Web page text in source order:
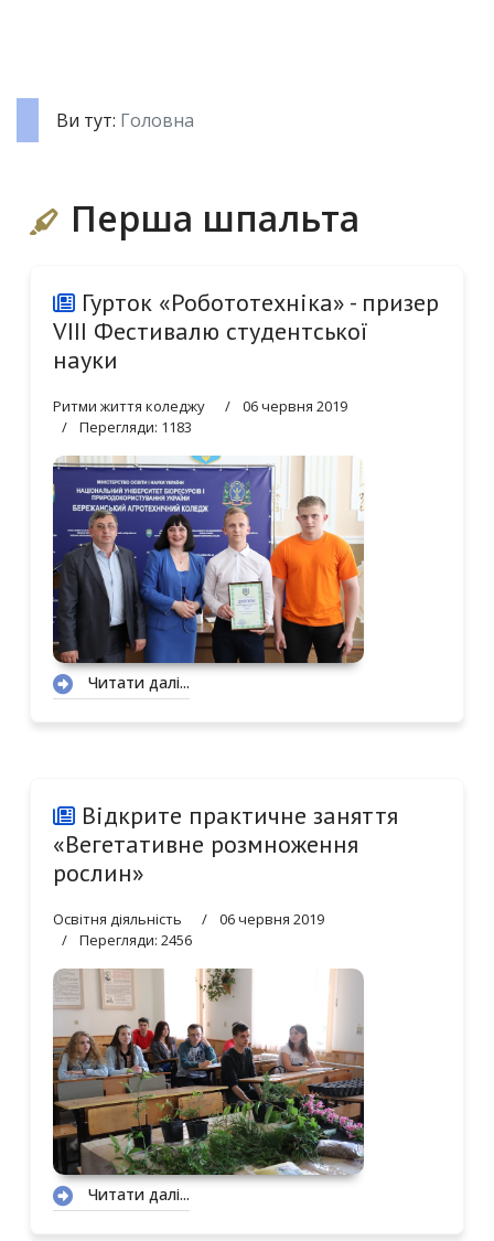
1
2
3
4
5
6
7
8
Ви тут: Головна
Перша шпальта
Гурток «Робототехніка» - призер
VIII Фестивалю студентської
науки
Ритми життя коледжу
06 червня 2019
Перегляди: 1183
Читати далі...
Відкрите практичне заняття
«Вегетативне розмноження
рослин»
Освітня діяльність
06 червня 2019
Перегляди: 2456
Читати далі...